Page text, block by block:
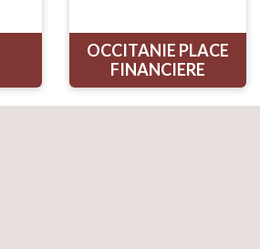
OCCITANIE PLACE
FINANCIERE